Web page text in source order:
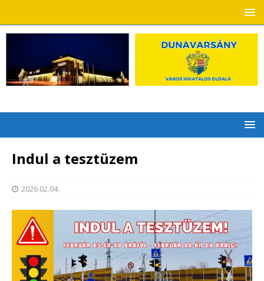
Indul a tesztüzem
2026.02.04.